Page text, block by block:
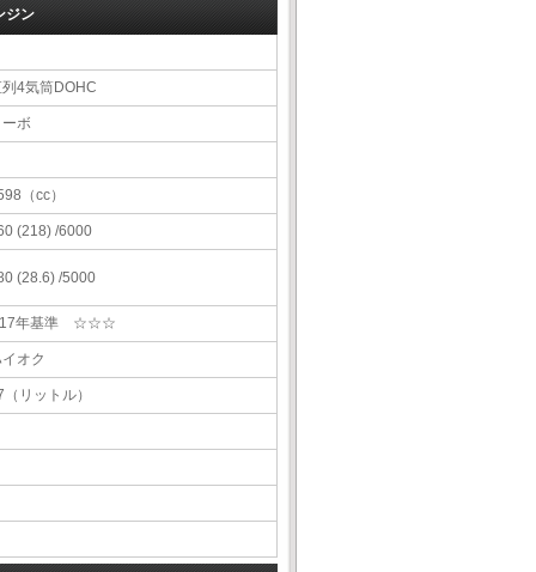
ジン
4気筒DOHC
ボ
（cc）
(218) /6000
(28.6) /5000
年基準 ☆☆☆
オク
（リットル）